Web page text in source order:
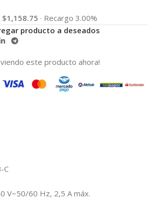
$1,158.75 · Recargo 3.00%
producto a deseados
este producto ahora!
C
V~50/60 Hz, 2,5 A máx.